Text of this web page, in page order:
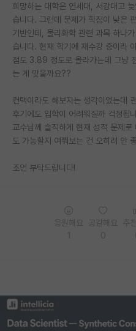
임용 정보 게시판
학부 인턴 게시판
취업 게시판
임용 후기 게시판
PI 전용 게시판
인문사회 계열 게시판
특수/전문대학원 게시판
유학교육
희망하는 대학은 연세대, 서강대고
습니다. 그런데 문제가 학점이 낮은
기반인데, 물리화학 관련 과목 하나
습니다. 현재 학기에 재수강 중이라
점도 3.89 정도로 올라가는데 그냥
는 게 맞을까요??
컨택이라도 해보자는 생각이었는데
후기에도 입학이 어려워질까 걱정됩
교수님께 솔직하게 현재 성적 문제
도 가능할지 여쭤보는 건 오히려 안
조언 부탁드립니다!